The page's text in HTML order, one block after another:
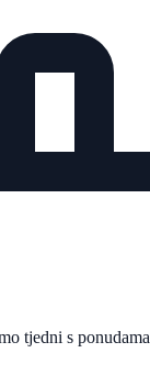
tjedni s ponudama